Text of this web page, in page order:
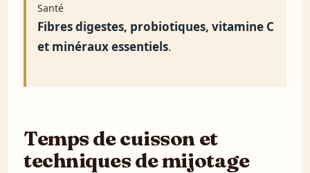
Santé
Fibres digestes, probiotiques, vitamine C
et minéraux essentiels.
Temps de cuisson et
techniques de mijotage